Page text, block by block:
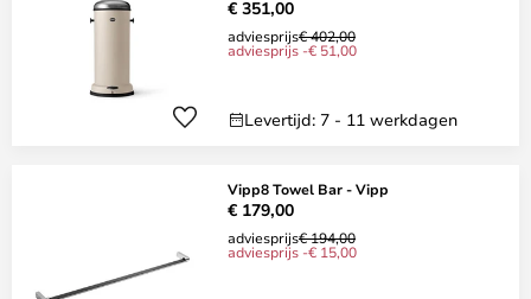
€ 351,00
adviesprijs€ 402,00
adviesprijs -€ 51,00
Levertijd: 7 - 11 werkdagen
Vipp8 Towel Bar - Vipp
€ 179,00
adviesprijs€ 194,00
adviesprijs -€ 15,00